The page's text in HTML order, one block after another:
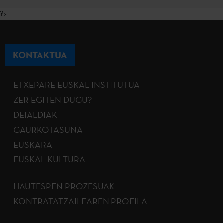
?>
KONTAKTUA
ETXEPARE EUSKAL INSTITUTUA
ZER EGITEN DUGU?
DEIALDIAK
GAURKOTASUNA
EUSKARA
EUSKAL KULTURA
HAUTESPEN PROZESUAK
KONTRATATZAILEAREN PROFILA